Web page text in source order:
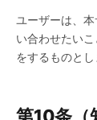
ユーザーは、
い合わせたい
をするものとし